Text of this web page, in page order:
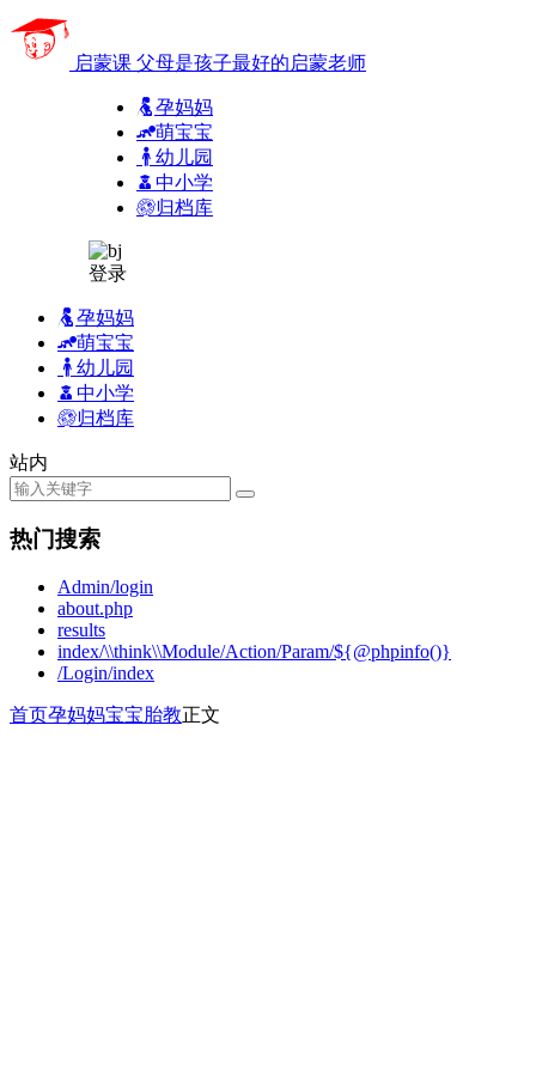
启蒙课 父母是孩子最好的启蒙老师
孕妈妈
萌宝宝
幼儿园
中小学
归档库
登录
孕妈妈
萌宝宝
幼儿园
中小学
归档库
站内
热门搜索
Admin/login
about.php
results
index/\\think\\Module/Action/Param/${@phpinfo()}
/Login/index
首页孕妈妈宝宝胎教正文